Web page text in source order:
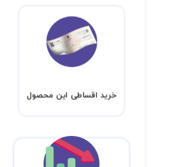
خرید اقساطی این محصول